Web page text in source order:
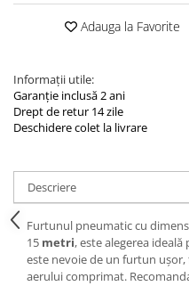
Adauga la Favorite
Informații utile:
Garanție inclusă 2 ani
Drept de retur 14 zile
Deschidere colet la livrare
Descriere
Furtunul pneumatic cu
15 metri, este alegerea
este nevoie de un furtun
aerului comprimat.